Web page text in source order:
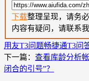
下载整理呈现，请务
内容有疑问，请联系
用友T3问题畅捷通T3问
下一篇： 查看库龄分析
闭合的引号”？